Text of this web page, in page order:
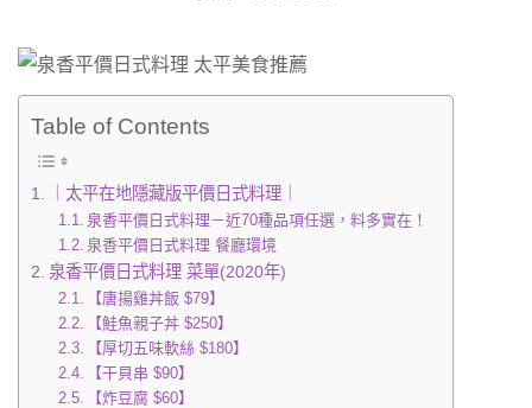
Table of Contents
｜太平在地隱藏版平價日式料理｜
泉香平價日式料理－近70種品項任選，料多實在！
泉香平價日式料理 餐廳環境
泉香平價日式料理 菜單(2020年)
【唐揚雞丼飯 $79】
【鮭魚親子丼 $250】
【厚切五味軟絲 $180】
【干貝串 $90】
【炸豆腐 $60】